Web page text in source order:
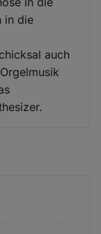
in die
auch